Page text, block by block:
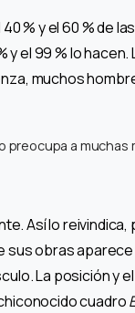
% y el 60 % de
el 99 % lo hacen.
muchos
preocupa a muchas
Así lo reivindica,
sus obras
La posición y
cuadro